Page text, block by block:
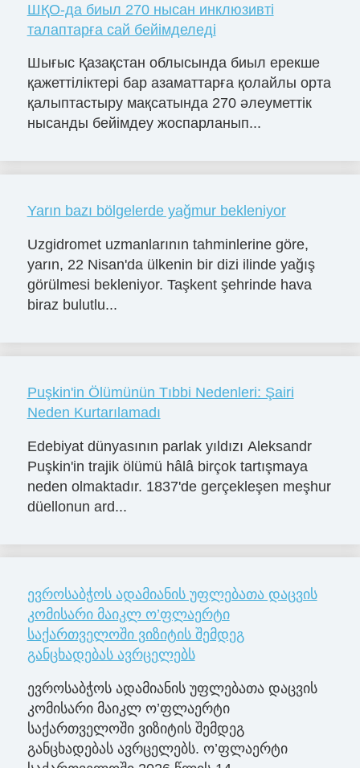
ШҚО-да биыл 270 нысан инклюзивті
талаптарға сай бейімделеді
Шығыс Қазақстан облысында биыл ерекше
қажеттіліктері бар азаматтарға қолайлы орта
қалыптастыру мақсатында 270 әлеуметтік
нысанды бейімдеу жоспарланып...
Yarın bazı bölgelerde yağmur bekleniyor
Uzgidromet uzmanlarının tahminlerine göre,
yarın, 22 Nisan'da ülkenin bir dizi ilinde yağış
görülmesi bekleniyor. Taşkent şehrinde hava
biraz bulutlu...
Puşkin'in Ölümünün Tıbbi Nedenleri: Şairi
Neden Kurtarılamadı
Edebiyat dünyasının parlak yıldızı Aleksandr
Puşkin'in trajik ölümü hâlâ birçok tartışmaya
neden olmaktadır. 1837'de gerçekleşen meşhur
düellonun ard...
ევროსაბჭოს ადამიანის უფლებათა დაცვის
კომისარი მაიკლ ო’ფლაერტი
საქართველოში ვიზიტის შემდეგ
განცხადებას ავრცელებს
ევროსაბჭოს ადამიანის უფლებათა დაცვის
კომისარი მაიკლ ო’ფლაერტი
საქართველოში ვიზიტის შემდეგ
განცხადებას ავრცელებს. ო’ფლაერტი